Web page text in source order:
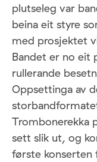
plutseleg var
beina eit styre
med prosjektet
Bandet er no eit
rullerande
Oppsettinga av
Trombonerekka
sett slik ut, og
første konserten